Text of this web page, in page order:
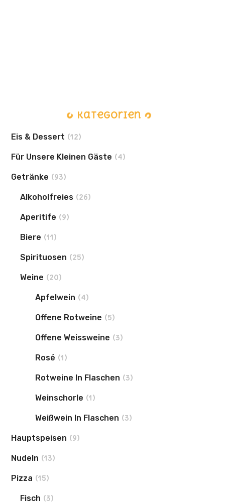
Kategorien
Eis & Dessert (12)
Für Unsere Kleinen Gäste (4)
Getränke (93)
Alkoholfreies (26)
Aperitife (9)
Biere (11)
Spirituosen (25)
Weine (20)
Apfelwein (4)
Offene Rotweine (5)
Offene Weissweine (3)
Rosé (1)
Rotweine In Flaschen (3)
Weinschorle (1)
Weißwein In Flaschen (3)
Hauptspeisen (9)
Nudeln (13)
Pizza (15)
Fisch (3)